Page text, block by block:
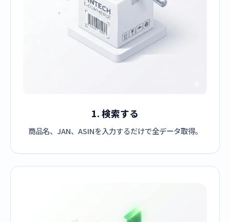
1. 検索する
商品名、JAN、ASINを入力するだけで全データ取得。